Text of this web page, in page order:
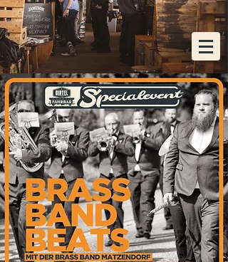
KOSTENLOSE HEIMLIEFERUNG AB EINER
BESTELLUNG VON 48x FLASCHEN